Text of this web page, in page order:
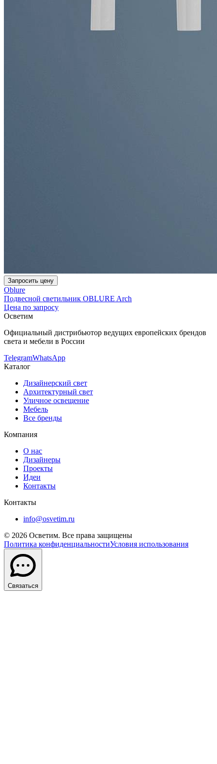
Запросить цену
Oblure
Подвесной светильник OBLURE Arch
Цена по запросу
Осветим
Официальный дистрибьютор ведущих европейских брендов
света и мебели в России
TelegramWhatsApp
Каталог
Дизайнерский свет
Архитектурный свет
Уличное освещение
Мебель
Все бренды
Компания
О нас
Дизайнеры
Проекты
Идеи
Контакты
Контакты
info@osvetim.ru
© 2026 Осветим. Все права защищены
Политика конфиденциальностиУсловия использования
Связаться